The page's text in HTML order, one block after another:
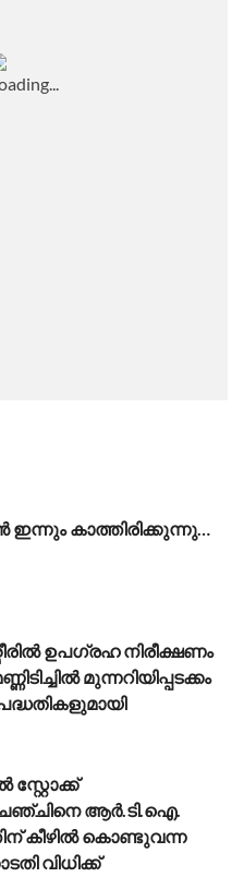
ഇന്നും കാത്തിരിക്കുന്നു…
ഉപഗ്രഹ നിരീക്ഷണം
മുന്നറിയിപ്പടക്കം
ആർ.ടി.ഐ.
കീഴിൽ കൊണ്ടുവന്ന
വിധിക്ക്